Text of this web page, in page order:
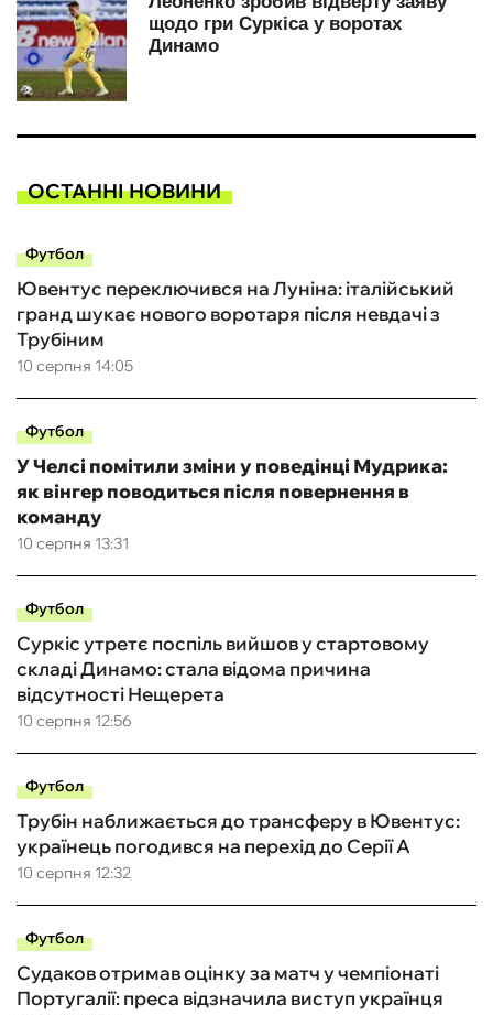
ОСТАННІ НОВИНИ
Футбол
10 серпня 14:05
Ювентус переключився на Луніна: італійський
гранд шукає нового воротаря після невдачі з
Трубіним
Футбол
10 серпня 13:31
У Челсі помітили зміни у поведінці Мудрика:
як вінгер поводиться після повернення в
команду
Футбол
10 серпня 12:56
Суркіс утретє поспіль вийшов у стартовому
складі Динамо: стала відома причина
відсутності Нещерета
Футбол
10 серпня 12:32
Трубін наближається до трансферу в Ювентус:
українець погодився на перехід до Серії А
Футбол
Судаков отримав оцінку за матч у чемпіонаті
Португалії: преса відзначила виступ українця